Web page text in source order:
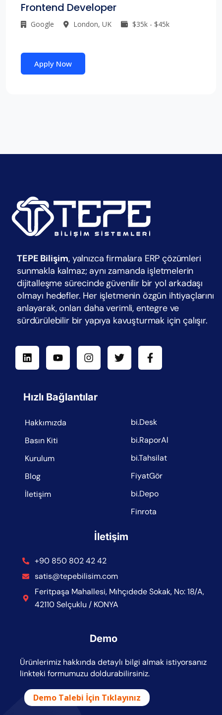
Frontend Developer
Google London, UK $35k - $45k
Apply Now
TEPE Bilişim, yalnızca firmalara ERP çözümleri
sunmakla kalmaz; aynı zamanda işletmelerin
dijitalleşme sürecinde güvenilir bir yol arkadaşı
olmayı hedefler. Her işletmenin özgün ihtiyaçlarını
anlayarak, onları daha verimli, entegre ve
sürdürülebilir bir yapıya kavuşturmak için çalışır.
Hızlı Bağlantılar
Hakkımızda
Basın Kiti
Kurulum
Blog
İletişim
bi.Desk
bi.RaporAl
bi.Tahsilat
FiyatGör
bi.Depo
Finrota
İletişim
+90 850 802 42 42
satis@tepebilisim.com
Feritpaşa Mahallesi, Mıhçıdede Sokak, No: 18/A,
42110 Selçuklu / KONYA
Demo
Ürünlerimiz hakkında detaylı bilgi almak istiyorsanız
linkteki formumuzu doldurabilirsiniz.
Demo Talebi İçin Tıklayınız